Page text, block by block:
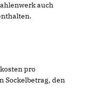
auch
pro
Sockelbetrag, den